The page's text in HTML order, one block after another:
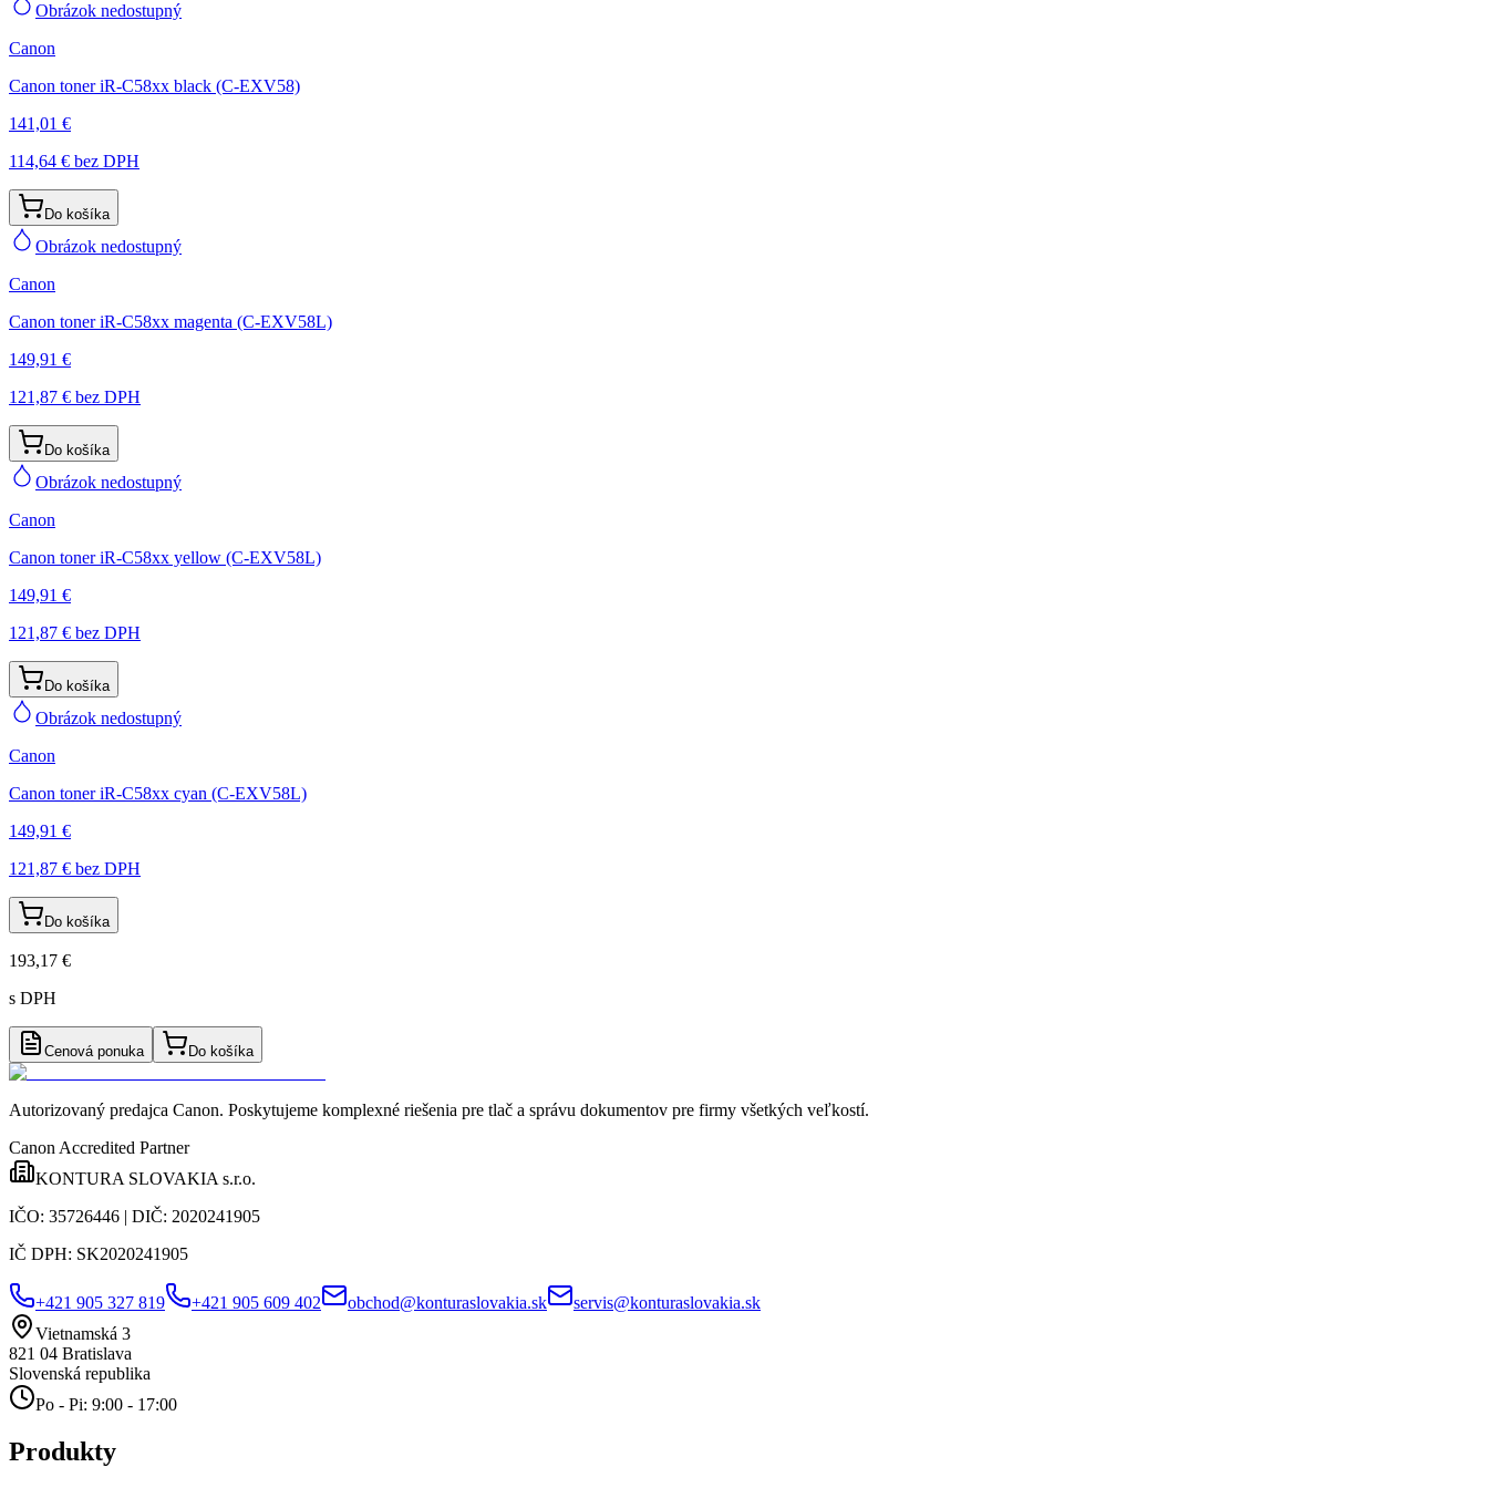
Obrázok nedostupný
Canon
Canon toner iR-C58xx black (C-EXV58)
141,01 €
114,64 € bez DPH
Do košíka
Obrázok nedostupný
Canon
Canon toner iR-C58xx magenta (C-EXV58L)
149,91 €
121,87 € bez DPH
Do košíka
Obrázok nedostupný
Canon
Canon toner iR-C58xx yellow (C-EXV58L)
149,91 €
121,87 € bez DPH
Do košíka
Obrázok nedostupný
Canon
Canon toner iR-C58xx cyan (C-EXV58L)
149,91 €
121,87 € bez DPH
Do košíka
193,17 €
s DPH
Cenová ponuka Do košíka
Autorizovaný predajca Canon. Poskytujeme komplexné riešenia pre tlač a správu dokumentov pre firmy všetkých veľkostí.
Canon Accredited Partner
KONTURA SLOVAKIA s.r.o.
IČO: 35726446 | DIČ: 2020241905
IČ DPH: SK2020241905
+421 905 327 819 +421 905 609 402 obchod@konturaslovakia.sk
servis@konturaslovakia.sk
Vietnamská 3
821 04 Bratislava
Slovenská republika
Po - Pi: 9:00 - 17:00
Produkty